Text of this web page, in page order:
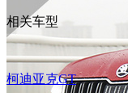
相关车型
柯迪亚克GT